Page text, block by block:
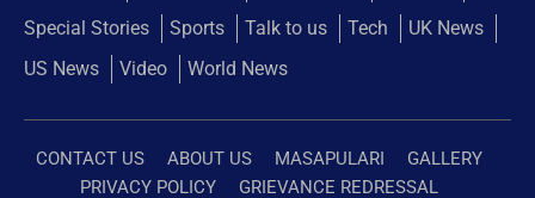
Special Stories
Sports Talk to us Tech
UK News
US News
Video World News
CONTACT US ABOUT US MASAPULARI
GALLERY
PRIVACY POLICY
GRIEVANCE REDRESSAL